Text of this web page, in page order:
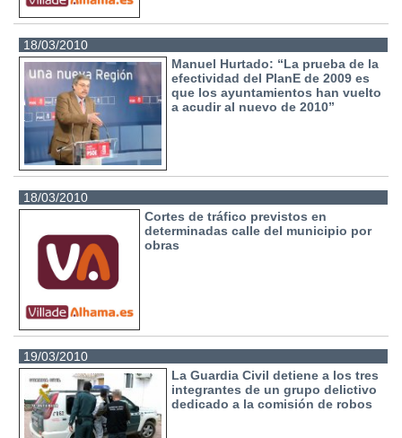
18/03/2010
Manuel Hurtado: “La prueba de la
efectividad del PlanE de 2009 es
que los ayuntamientos han vuelto
a acudir al nuevo de 2010”
18/03/2010
Cortes de tráfico previstos en
determinadas calle del municipio por
obras
19/03/2010
La Guardia Civil detiene a los tres
integrantes de un grupo delictivo
dedicado a la comisión de robos